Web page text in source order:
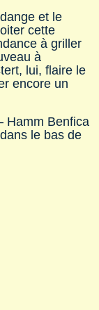
et le
cette
à griller
à
lui, flaire le
encore un
Hamm Benfica
le bas de